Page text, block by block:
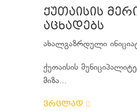
ქუთაისის
აცხადებს
ახალგაზრდული
ქუთაისის
მიზა...
ვრცლად